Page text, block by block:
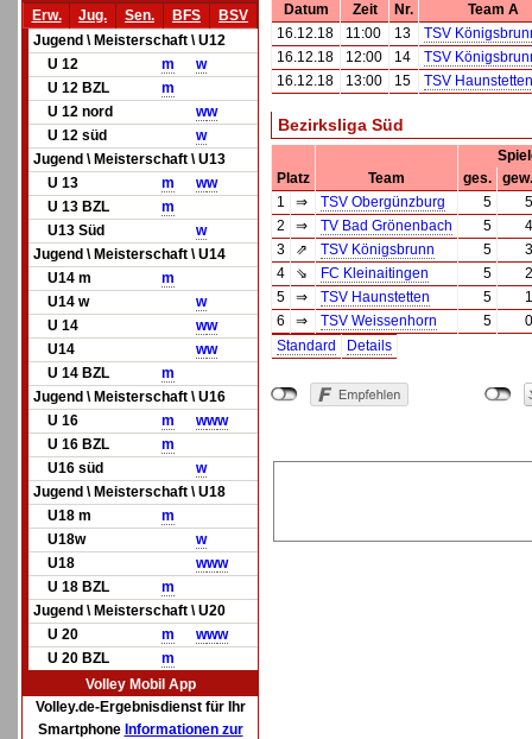
Erw.
Jug. Sen. BFS
BSV
Jugend \ Meisterschaft \ U12
U 12
m
w
U 12 BZL
m
U 12 nord
ww
U 12 süd
w
Jugend \ Meisterschaft \ U13
U 13
m ww
U 13 BZL
m
U13 Süd
w
Jugend \ Meisterschaft \ U14
U14 m
m
U14 w
w
U 14
ww
U14
ww
U 14 BZL
m
Jugend \ Meisterschaft \ U16
U 16
m www
U 16 BZL
m
U16 süd
w
Jugend \ Meisterschaft \ U18
U18 m
m
U18w
w
U18
www
U 18 BZL
m
Jugend \ Meisterschaft \ U20
U 20
m www
U 20 BZL
m
Volley Mobil App
Volley.de-Ergebnisdienst für Ihr
Smartphone Informationen zur
Datum Zeit Nr.
Team A
16.12.18
11:00 13
TSV
16.12.18
12:00 14
TSV
16.12.18
13:00 15 TSV Haunstetten
Bezirksliga Süd
Platz
Team ges.
gew.
1
⇒ TSV Obergünzburg 5
5
2
⇒ TV Bad Grönenbach 5
4
3
⇗ TSV Königsbrunn 5
3
4
⇘ FC Kleinaitingen 5
2
5
⇒ TSV Haunstetten 5
1
6
⇒ TSV Weissenhorn 5
0
Standard
Details